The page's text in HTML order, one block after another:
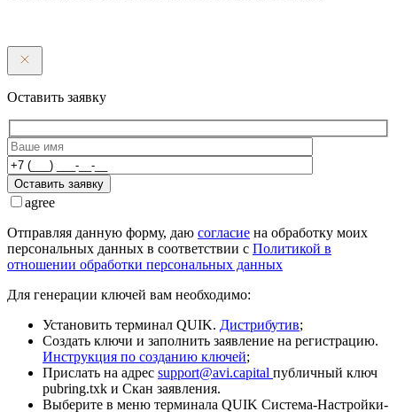
Оставить заявку
Оставить заявку
agree
Отправляя данную форму, даю согласие на обработку моих
персональных данных в соответствии с Политикой в
отношении обработки персональных данных
Для генерации ключей вам необходимо:
Установить терминал QUIK. Дистрибутив;
Создать ключи и заполнить заявление на регистрацию.
Инструкция по созданию ключей;
Прислать на адрес support@avi.capital публичный ключ
pubring.txk и Скан заявления.
Выберите в меню терминала QUIK Система-Настройки-